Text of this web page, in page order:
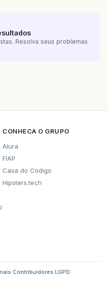
Resolva seus problemas
CONHECA O GRUPO
Alura
FIAP
Casa do Codigo
Hipsters.tech
Contribuidores LGPD